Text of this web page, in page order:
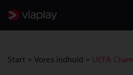
Start > Vores indhold > UEFA